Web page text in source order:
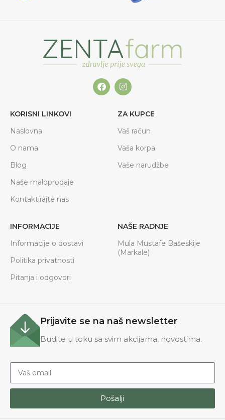
KORISNI LINKOVI
Naslovna
O nama
Blog
Naše maloprodaje
Kontaktirajte nas
ZA KUPCE
Vaš račun
Vaša korpa
Vaše narudžbe
INFORMACIJE
Informacije o dostavi
Politika privatnosti
Pitanja i odgovori
NAŠE RADNJE
Mula Mustafe Bašeskije
(Markale)
Prijavite se na naš newsletter
Budite u toku sa svim akcijama, novostima.
Pošalji